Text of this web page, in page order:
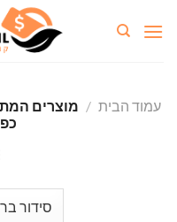
עמוד הבית / מוצרים